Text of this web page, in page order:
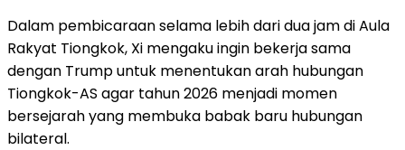
Dalam pembicaraan selama lebih dari dua jam di Aula
Rakyat Tiongkok, Xi mengaku ingin bekerja sama
dengan Trump untuk menentukan arah hubungan
Tiongkok-AS agar tahun 2026 menjadi momen
bersejarah yang membuka babak baru hubungan
bilateral.